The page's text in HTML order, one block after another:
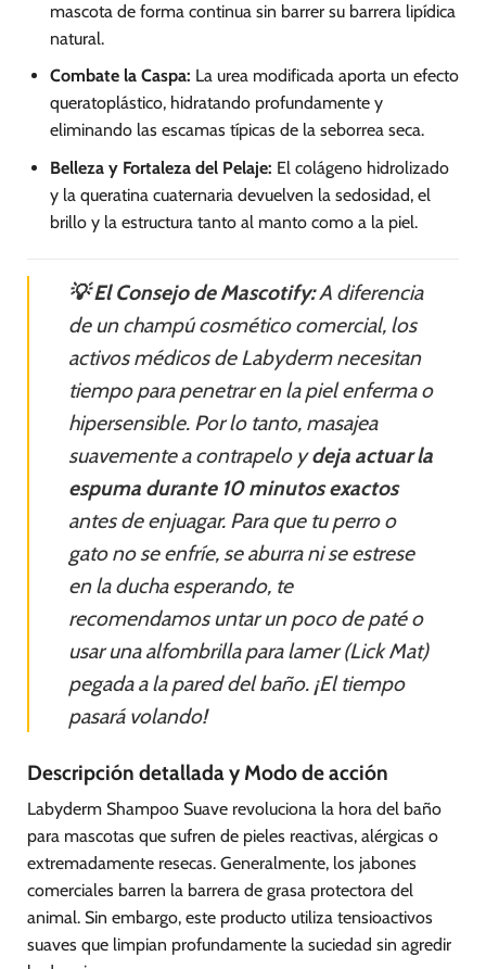
mascota de forma continua sin barrer su barrera lipídica
natural.
Combate la Caspa: La urea modificada aporta un efecto
queratoplástico, hidratando profundamente y
eliminando las escamas típicas de la seborrea seca.
Belleza y Fortaleza del Pelaje: El colágeno hidrolizado
y la queratina cuaternaria devuelven la sedosidad, el
brillo y la estructura tanto al manto como a la piel.
💡 El Consejo de Mascotify:A diferencia
de un champú cosmético comercial, los
activos médicos de Labyderm necesitan
tiempo para penetrar en la piel enferma o
hipersensible. Por lo tanto, masajea
suavemente a contrapelo ydeja actuar la
espuma durante 10 minutos exactos
antes de enjuagar. Para que tu perro o
gato no se enfríe, se aburra ni se estrese
en la ducha esperando, te
recomendamos untar un poco de paté o
usar una alfombrilla para lamer (Lick Mat)
pegada a la pared del baño. ¡El tiempo
pasará volando!
Descripción detallada y Modo de acción
Labyderm Shampoo Suave revoluciona la hora del baño
para mascotas que sufren de pieles reactivas, alérgicas o
extremadamente resecas. Generalmente, los jabones
comerciales barren la barrera de grasa protectora del
animal. Sin embargo, este producto utiliza tensioactivos
suaves que limpian profundamente la suciedad sin agredir